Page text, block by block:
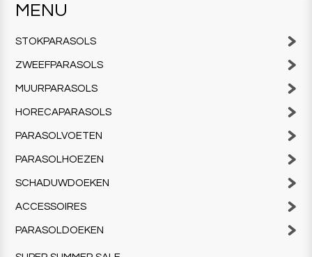
MENU
STOKPARASOLS
ZWEEFPARASOLS
MUURPARASOLS
HORECAPARASOLS
PARASOLVOETEN
PARASOLHOEZEN
SCHADUWDOEKEN
ACCESSOIRES
PARASOLDOEKEN